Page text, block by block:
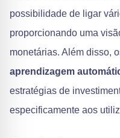
possibilidade de ligar
proporcionando uma
monetárias. Além disso,
aprendizagem
estratégias de
especificamente aos